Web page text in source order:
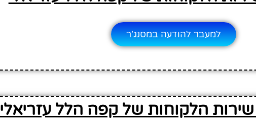
למעבר להודעה במסנג'ר
הלקוחות של קפה הלל עזריאלי